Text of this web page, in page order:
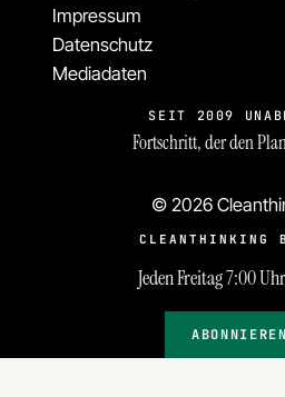
Impressum
Datenschutz
Mediadaten
SEIT 2009
Fortschritt, der den
© 2026
CLEANTHINKING
Jeden Freitag 7:00